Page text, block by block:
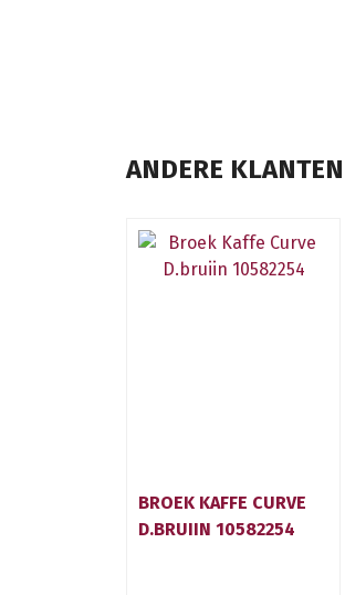
ANDERE
BROEK KAFFE CURVE
D.BRUIIN 10582254